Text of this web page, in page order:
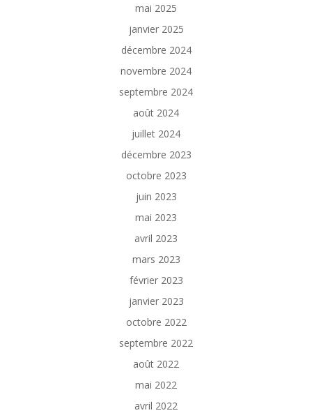
mai 2025
janvier 2025
décembre 2024
novembre 2024
septembre 2024
août 2024
juillet 2024
décembre 2023
octobre 2023
juin 2023
mai 2023
avril 2023
mars 2023
février 2023
janvier 2023
octobre 2022
septembre 2022
août 2022
mai 2022
avril 2022